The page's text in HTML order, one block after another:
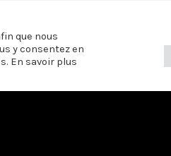
que nous
y consentez en
En savoir plus